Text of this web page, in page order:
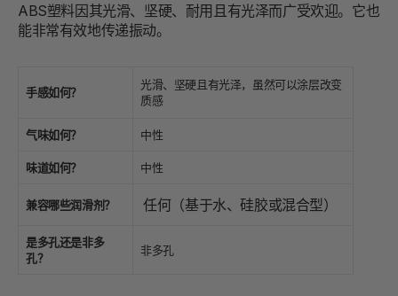
ABS塑料因其光滑、坚硬、耐用且有光泽而广受欢迎。它也
能非常有效地传递振动。
手感如何？
光滑、坚硬且有光泽，虽然可以涂层改变
质感
气味如何？ 中性
味道如何？ 中性
兼容哪些润滑剂？ 任何（基于水、硅胶或混合型）
是多孔还是非多
孔？
非多孔